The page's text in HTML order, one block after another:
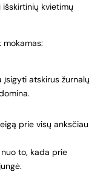
kvietimų
mokamas:
atskirus žurnalų
prie visų anksčiau
to, kada prie